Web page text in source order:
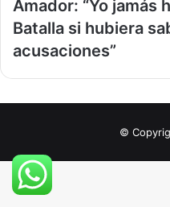
Amador: “Yo jamás
Batalla si hubiera
acusaciones”
©